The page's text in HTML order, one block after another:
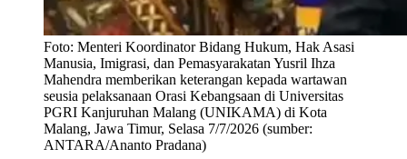
Foto: Menteri Koordinator Bidang Hukum, Hak Asasi
Manusia, Imigrasi, dan Pemasyarakatan Yusril Ihza
Mahendra memberikan keterangan kepada wartawan
seusia pelaksanaan Orasi Kebangsaan di Universitas
PGRI Kanjuruhan Malang (UNIKAMA) di Kota
Malang, Jawa Timur, Selasa 7/7/2026 (sumber:
ANTARA/Ananto Pradana)